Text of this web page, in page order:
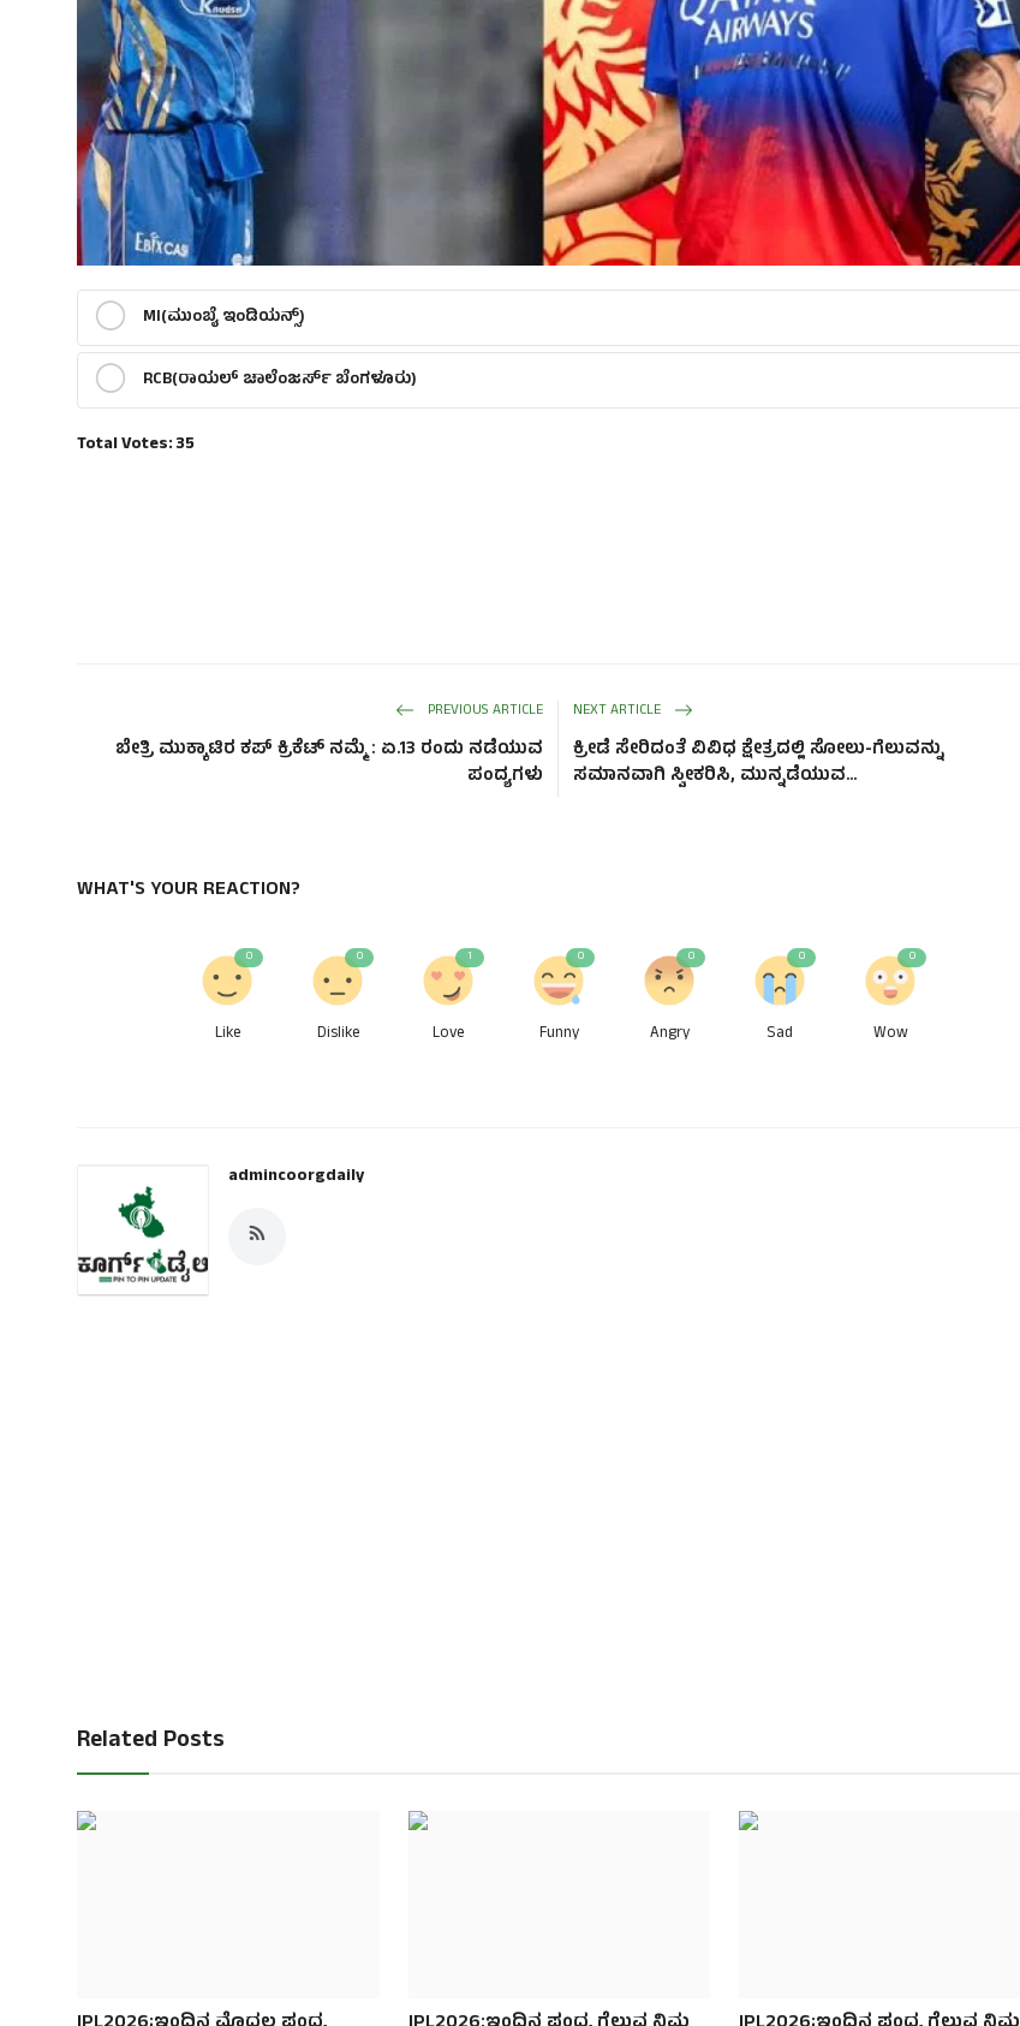
MI(ಮುಂಬೈ ಇಂಡಿಯನ್ಸ್)
RCB(ರಾಯಲ್ ಚಾಲೆಂಜರ್ಸ್ ಬೆಂಗಳೂರು)
Total Votes:35
PREVIOUS ARTICLE
ಬೇತ್ರಿ ಮುಕ್ಕಾಟಿರ ಕಪ್ ಕ್ರಿಕೆಟ್ ನಮ್ಮೆ : ಏ.13 ರಂದು ನಡೆಯುವ
ಪಂದ್ಯಗಳು
NEXT ARTICLE
ಕ್ರೀಡೆ ಸೇರಿದಂತೆ ವಿವಿಧ ಕ್ಷೇತ್ರದಲ್ಲಿ ಸೋಲು-ಗೆಲುವನ್ನು
ಸಮಾನವಾಗಿ ಸ್ವೀಕರಿಸಿ, ಮುನ್ನಡೆಯುವ...
WHAT'S YOUR REACTION?
Like
0
Dislike
0
Love
1
Funny
0
Angry
0
Sad
0
Wow
0
admincoorgdaily
Related Posts